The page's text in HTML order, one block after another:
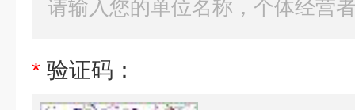
* 验证码：